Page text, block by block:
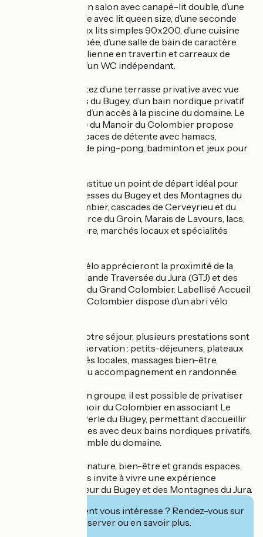
Le gîte dispose d’un salon avec canapé-lit double, d’une
chambre parentale avec lit queen size, d’une seconde
chambre avec deux lits simples 90x200, d’une cuisine
entièrement équipée, d’une salle de bain de caractère
avec douche à l’italienne en travertin et carreaux de
ciment ainsi que d’un WC indépendant.
À l’extérieur, profitez d’une terrasse privative avec vue
sur les montagnes du Bugey, d’un bain nordique privatif
chauffé au bois et d’un accès à la piscine du domaine. Le
grand parc arboré du Manoir du Colombier propose
également des espaces de détente avec hamacs,
trampoline, table de ping-pong, badminton et jeux pour
Le Rêve Royal constitue un point de départ idéal pour
découvrir les richesses du Bugey et des Montagnes du
Jura : Grand Colombier, cascades de Cerveyrieu et du
Pain de Sucre, source du Groin, Marais de Lavours, lacs,
villages de caractère, marchés locaux et spécialités
Les amateurs de vélo apprécieront la proximité de la
ViaRhôna, de la Grande Traversée du Jura (GTJ) et des
routes mythiques du Grand Colombier. Labellisé Accueil
Vélo, le Manoir du Colombier dispose d’un abri vélo
Pour compléter votre séjour, plusieurs prestations sont
proposées sur réservation : petits-déjeuners, plateaux
apéritifs, spécialités locales, massages bien-être,
séances de yoga ou accompagnement en randonnée.
Pour les séjours en groupe, il est possible de privatiser
l’ensemble du Manoir du Colombier en associant Le
Rêve Royal et La Perle du Bugey, permettant d’accueillir
jusqu’à 12 personnes avec deux bains nordiques privatifs,
la piscine et l’ensemble du domaine.
Entre patrimoine, nature, bien-être et grands espaces,
Le Rêve Royal vous invite à vivre une expérience
authentique au cœur du Bugey et des Montagnes du Jura.
Cet établissement vous intéresse ? Rendez-vous sur
leur site pour réserver ou en savoir plus.